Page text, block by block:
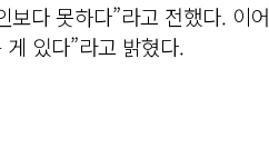
다 못하다”라고 전했다. 이어
있다”라고 밝혔다.